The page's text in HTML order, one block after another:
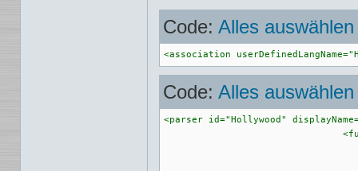
Code: Alles auswählen
<association
Code: Alles auswählen
<parser id="Hollywood"